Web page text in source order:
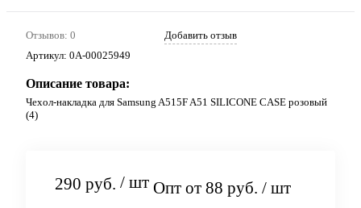
Отзывов: 0
Добавить отзыв
Артикул: 0А-00025949
Описание товара:
Чехол-накладка для Samsung A515F A51 SILICONE CASE розовый
(4)
290 руб. / шт Опт от 88 руб. / шт